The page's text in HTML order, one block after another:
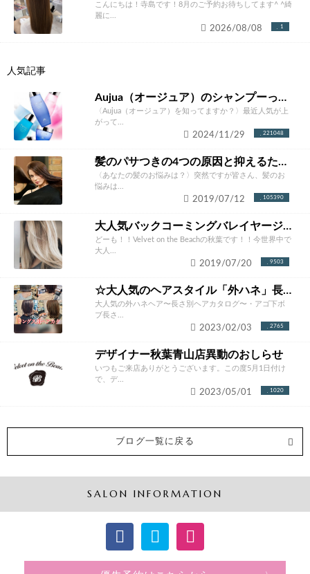
こんにちは！寺島です！8月のご予約お待ちしてます^ ^綺
麗に...
1
2026/08/08
人気記事
Aujua（オージュア）のシャンプーって本当にいいの？ソムリエが徹底解説！
〈Aujua（オージュア）を知ってますか？〉最近人気が上
がって...
221048
2024/11/29
髪のパサつきの4つの原因と抑えるための改善方法とは？あなたにあったケア方法をご紹介！
〈あなたの髪のお悩みは？〉突然ですが皆さん、髪のお
悩みは...
105390
2019/07/12
大人気バックコーミングバレイヤージュカラー完全攻略。やりたくなること間違いなし！！
どーも！！Velvet on the Beachの秋葉です！！今世界中で
大人...
9503
2019/07/20
☆大人気のヘアスタイル「外ハネ」長さ別ヘアカタログ☆
大人気の外ハネヘア〜長さ別ヘアカタログ〜・アゴ下ボ
ブ長さ...
2765
2023/02/03
デザイナー秋葉青山店異動のおしらせ
いつもご来店ありがとうございます。この度5月1日付け
で、デ...
1020
2023/05/01
ブログ一覧に戻る
SALON INFORMATION